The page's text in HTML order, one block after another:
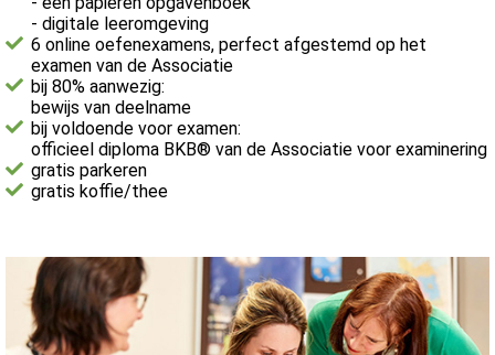
- digitale leeromgeving
6 online oefenexamens, perfect afgestemd op het
examen van de Associatie
bij 80% aanwezig:
bewijs van deelname
bij voldoende voor examen:
officieel diploma BKB® van de Associatie voor examinering
gratis parkeren
gratis koffie/thee